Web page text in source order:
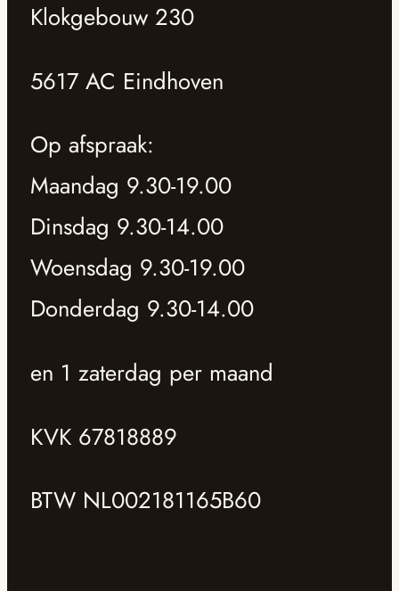
Klokgebouw 230
5617 AC Eindhoven
Op afspraak:
Maandag 9.30-19.00
Dinsdag 9.30-14.00
Woensdag 9.30-19.00
Donderdag 9.30-14.00
en 1 zaterdag per maand
KVK 67818889
BTW NL002181165B60